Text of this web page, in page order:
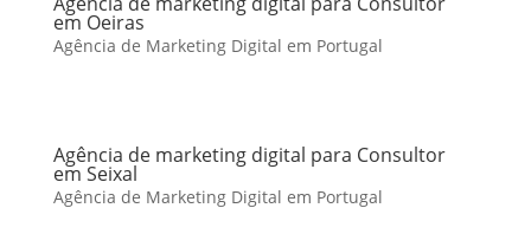
em Oeiras
Agência de Marketing Digital em Portugal
Agência de marketing digital para Consultor
em Seixal
Agência de Marketing Digital em Portugal